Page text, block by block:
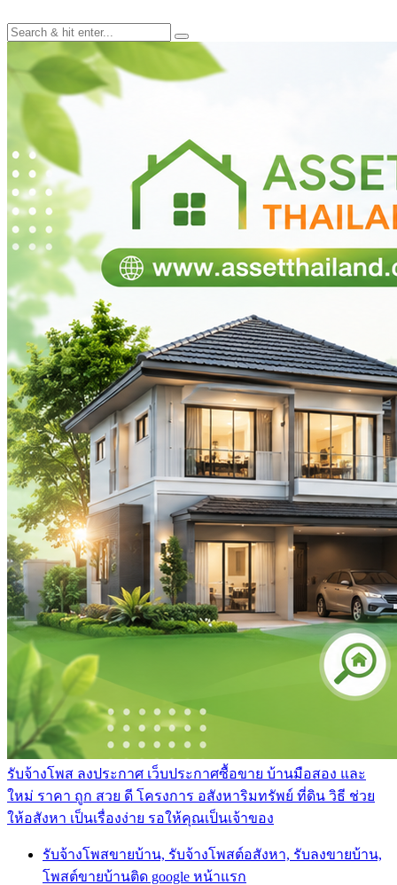
รับจ้างโพส ลงประกาศ เว็บประกาศซื้อขาย บ้านมือสอง และ
ใหม่ ราคา ถูก สวย ดี โครงการ อสังหาริมทรัพย์ ที่ดิน วิธี ช่วย
ให้อสังหา เป็นเรื่องง่าย รอให้คุณเป็นเจ้าของ
รับจ้างโพสขายบ้าน, รับจ้างโพสต์อสังหา, รับลงขายบ้าน,
โพสต์ขายบ้านติด google หน้าแรก